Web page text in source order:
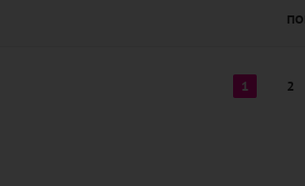
1 2